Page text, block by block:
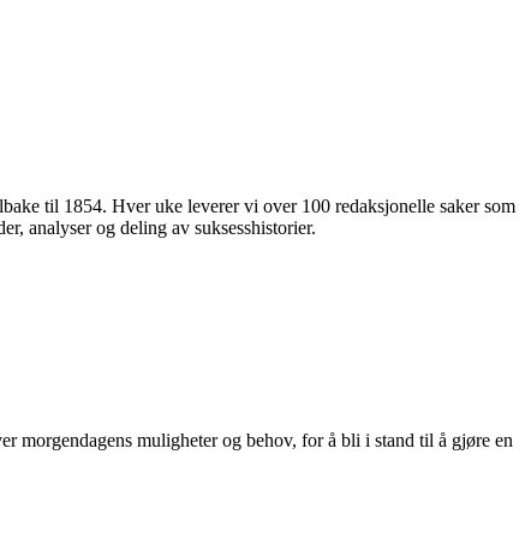
til 1854. Hver uke leverer vi over 100 redaksjonelle saker som
analyser og deling av suksesshistorier.
morgendagens muligheter og behov, for å bli i stand til å gjøre en